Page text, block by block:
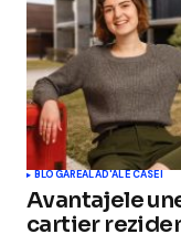
BLOGAREALAD'ALE CASEI
Avantajele
cartier